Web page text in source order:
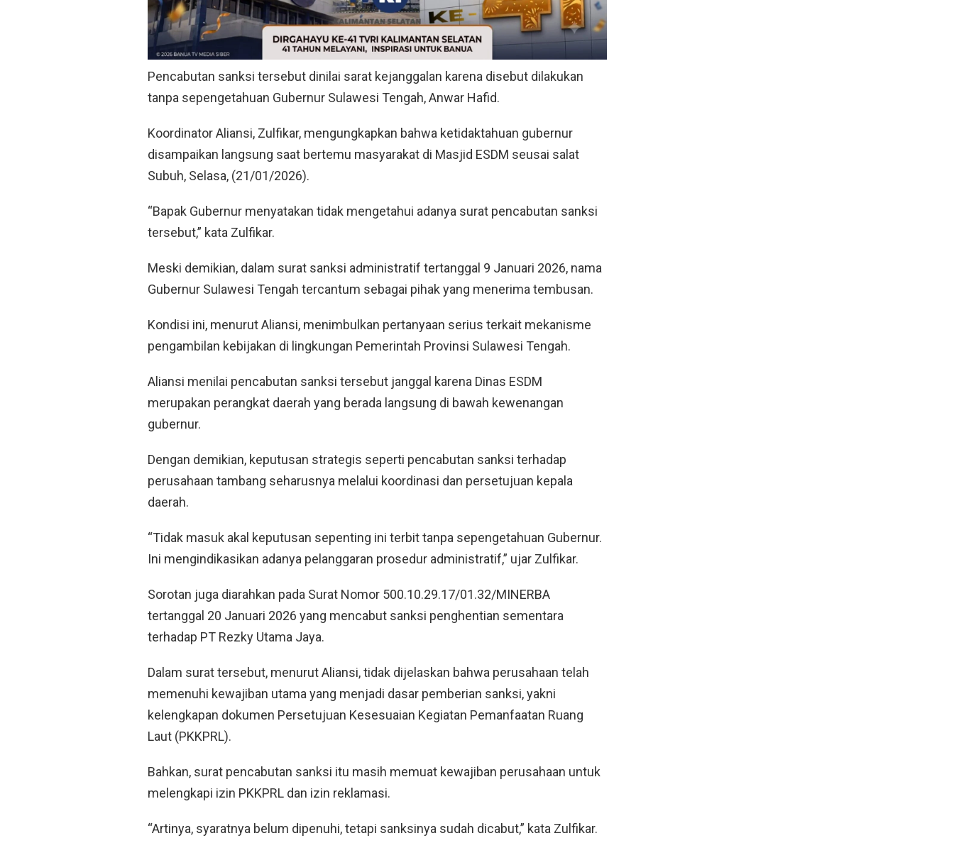
Pencabutan sanksi tersebut dinilai sarat kejanggalan karena disebut dilakukan
tanpa sepengetahuan Gubernur Sulawesi Tengah, Anwar Hafid.
Koordinator Aliansi, Zulfikar, mengungkapkan bahwa ketidaktahuan gubernur
disampaikan langsung saat bertemu masyarakat di Masjid ESDM seusai salat
Subuh, Selasa, (21/01/2026).
“Bapak Gubernur menyatakan tidak mengetahui adanya surat pencabutan sanksi
tersebut,” kata Zulfikar.
Meski demikian, dalam surat sanksi administratif tertanggal 9 Januari 2026, nama
Gubernur Sulawesi Tengah tercantum sebagai pihak yang menerima tembusan.
Kondisi ini, menurut Aliansi, menimbulkan pertanyaan serius terkait mekanisme
pengambilan kebijakan di lingkungan Pemerintah Provinsi Sulawesi Tengah.
Aliansi menilai pencabutan sanksi tersebut janggal karena Dinas ESDM
merupakan perangkat daerah yang berada langsung di bawah kewenangan
gubernur.
Dengan demikian, keputusan strategis seperti pencabutan sanksi terhadap
perusahaan tambang seharusnya melalui koordinasi dan persetujuan kepala
daerah.
“Tidak masuk akal keputusan sepenting ini terbit tanpa sepengetahuan Gubernur.
Ini mengindikasikan adanya pelanggaran prosedur administratif,” ujar Zulfikar.
Sorotan juga diarahkan pada Surat Nomor 500.10.29.17/01.32/MINERBA
tertanggal 20 Januari 2026 yang mencabut sanksi penghentian sementara
terhadap PT Rezky Utama Jaya.
Dalam surat tersebut, menurut Aliansi, tidak dijelaskan bahwa perusahaan telah
memenuhi kewajiban utama yang menjadi dasar pemberian sanksi, yakni
kelengkapan dokumen Persetujuan Kesesuaian Kegiatan Pemanfaatan Ruang
Laut (PKKPRL).
Bahkan, surat pencabutan sanksi itu masih memuat kewajiban perusahaan untuk
melengkapi izin PKKPRL dan izin reklamasi.
“Artinya, syaratnya belum dipenuhi, tetapi sanksinya sudah dicabut,” kata Zulfikar.